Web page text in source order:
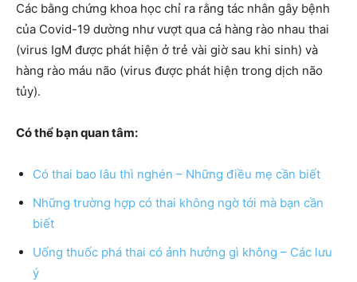
Các bằng chứng khoa học chỉ ra rằng tác nhân gây bệnh
của Covid-19 dường như vượt qua cả hàng rào nhau thai
(virus IgM được phát hiện ở trẻ vài giờ sau khi sinh) và
hàng rào máu não (virus được phát hiện trong dịch não
tủy).
Có thể bạn quan tâm:
Có thai bao lâu thì nghén – Những điều mẹ cần biết
Những trường hợp có thai không ngờ tới mà bạn cần
biết
Uống thuốc phá thai có ảnh hưởng gì không – Các lưu
ý